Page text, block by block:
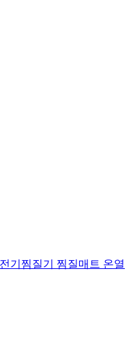
기찜질기 찜질매트 온열